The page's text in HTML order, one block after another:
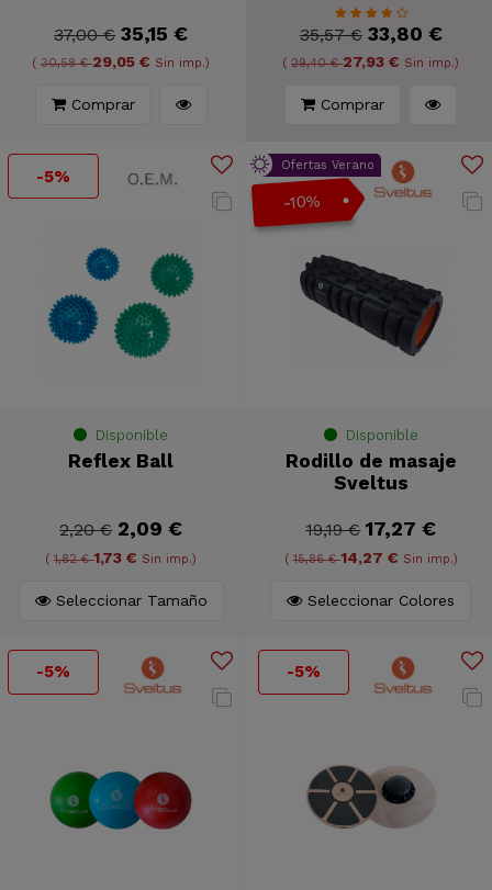
37,00 € 35,15 €
(30,58 €29,05 € Sin imp.)
Comprar
35,57 € 33,80 €
(29,40 €27,93 € Sin imp.)
Comprar
-5%
Disponible
Reflex Ball
2,20 € 2,09 €
(1,82 €1,73 € Sin imp.)
Seleccionar Tamaño
Ofertas Verano
-10%
Disponible
Rodillo de masaje
Sveltus
19,19 € 17,27 €
( 15,86 €14,27 € Sin imp.)
Seleccionar Colores
-5% -5%